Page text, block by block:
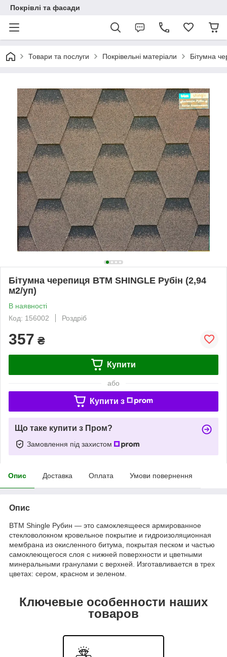
Покрівлі та фасади
Товари та послуги Покрівельні матеріали Бітумна
Бітумна черепиця BTM SHINGLE Рубін (2,94
м2/уп)
В наявності
Код: 156002
Роздріб
357 ₴
Купити
або
Купити з
Що таке купити з Пром?
Замовлення під захистом
Опис Доставка Оплата Умови повернення
Опис
BTM Shingle Рубин — это самоклеящееся армированное
стекловолокном кровельное покрытие и гидроизоляционная
мембрана из окисленного битума, покрытая песком и частью
самоклеющегося слоя с нижней поверхности и цветными
минеральными гранулами с верхней. Изготавливается в трех
цветах: сером, красном и зеленом.
Ключевые особенности наших
товаров